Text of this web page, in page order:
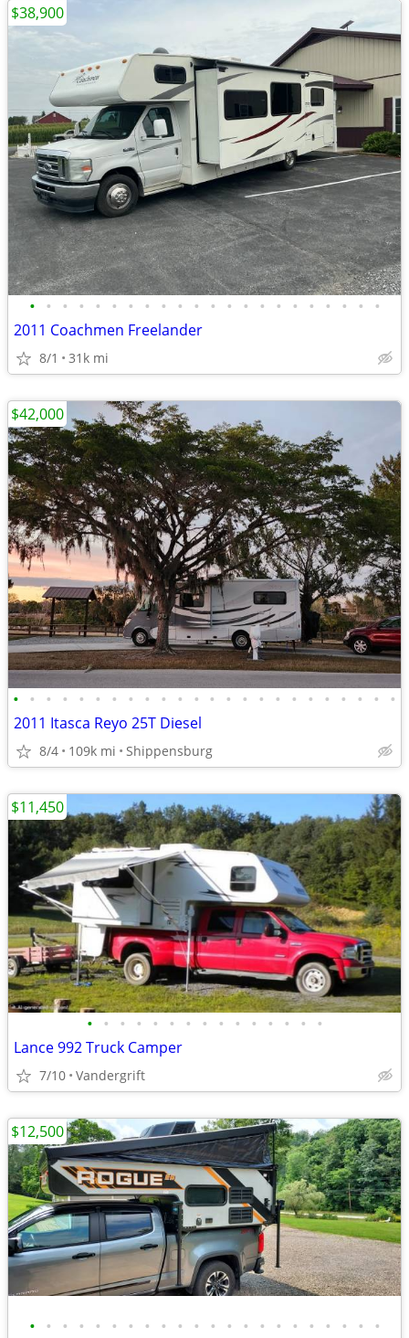
• • • • • • • • • • • • • • • • • • • • • •
2011 Coachmen Freelander
8/1 31k mi
$38,900
• • • • • • • • • • • • • • • • • • • • • • • •
2011 Itasca Reyo 25T Diesel
8/4 109k mi Shippensburg
$42,000
• • • • • • • • • • • • • • •
Lance 992 Truck Camper
7/10 Vandergrift
$11,450
• • • • • • • • • • • • • • • • • • • • • •
$12,500